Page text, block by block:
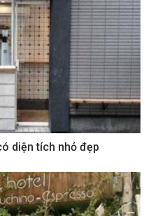
diện tích nhỏ đẹp